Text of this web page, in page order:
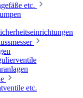
etc.
etc.